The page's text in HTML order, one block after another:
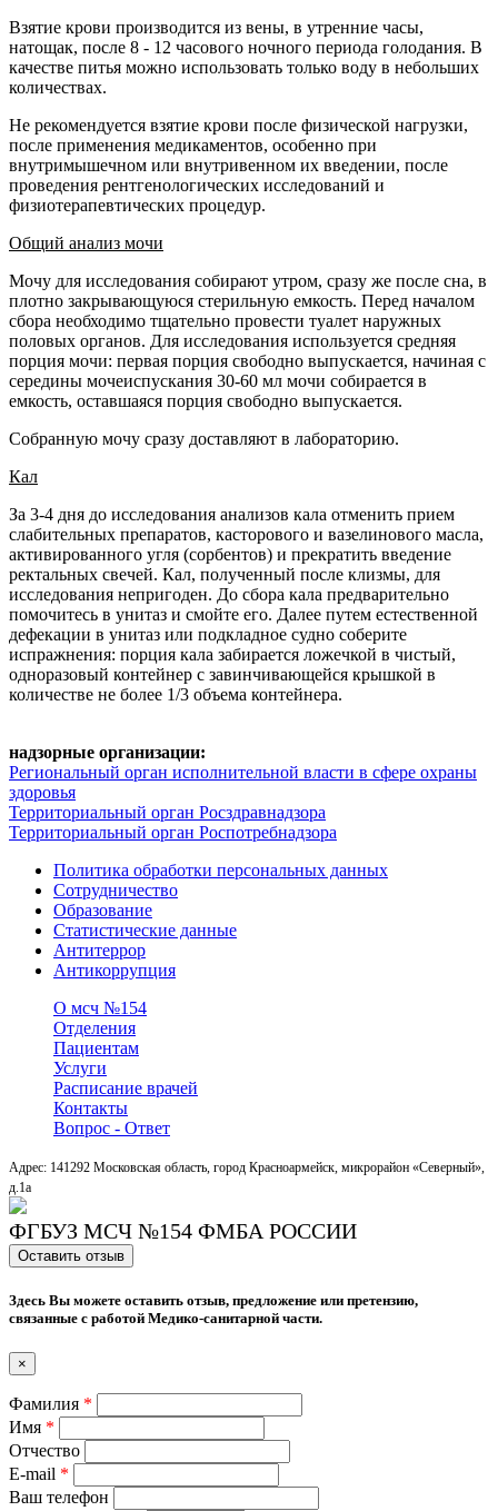
Взятие крови производится из вены, в утренние часы,
натощак, после 8 - 12 часового ночного периода голодания. В
качестве питья можно использовать только воду в небольших
количествах.
Не рекомендуется взятие крови после физической нагрузки,
после применения медикаментов, особенно при
внутримышечном или внутривенном их введении, после
проведения рентгенологических исследований и
физиотерапевтических процедур.
Общий анализ мочи
Мочу для исследования собирают утром, сразу же после сна, в
плотно закрывающуюся стерильную емкость. Перед началом
сбора необходимо тщательно провести туалет наружных
половых органов. Для исследования используется средняя
порция мочи: первая порция свободно выпускается, начиная с
середины мочеиспускания 30-60 мл мочи собирается в
емкость, оставшаяся порция свободно выпускается.
Собранную мочу сразу доставляют в лабораторию.
Кал
За 3-4 дня до исследования анализов кала отменить прием
слабительных препаратов, касторового и вазелинового масла,
активированного угля (сорбентов) и прекратить введение
ректальных свечей. Кал, полученный после клизмы, для
исследования непригоден. До сбора кала предварительно
помочитесь в унитаз и смойте его. Далее путем естественной
дефекации в унитаз или подкладное судно соберите
испражнения: порция кала забирается ложечкой в чистый,
одноразовый контейнер с завинчивающейся крышкой в
количестве не более 1/3 объема контейнера.
надзорные организации:
Региональный орган исполнительной власти в сфере охраны
здоровья
Территориальный орган Росздравнадзора
Территориальный орган Роспотребнадзора
Политика обработки персональных данных
Сотрудничество
Образование
Статистические данные
Антитеррор
Антикоррупция
О мсч №154
Отделения
Пациентам
Услуги
Расписание врачей
Контакты
Вопрос - Ответ
Адрес: 141292 Московская область, город Красноармейск, микрорайон «Северный»,
д.1a
ФГБУЗ МСЧ №154 ФМБА РОССИИ
Оставить отзыв
Здесь Вы можете оставить отзыв, предложение или претензию,
связанные с работой Медико-санитарной части.
×
Фамилия *
Имя *
Отчество
E-mail *
Ваш телефон